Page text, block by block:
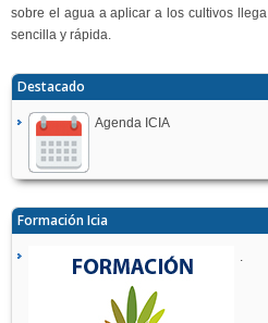
sobre el agua a aplicar a los cultivos
sencilla y rápida.
Destacado
Agenda ICIA
Formación Icia